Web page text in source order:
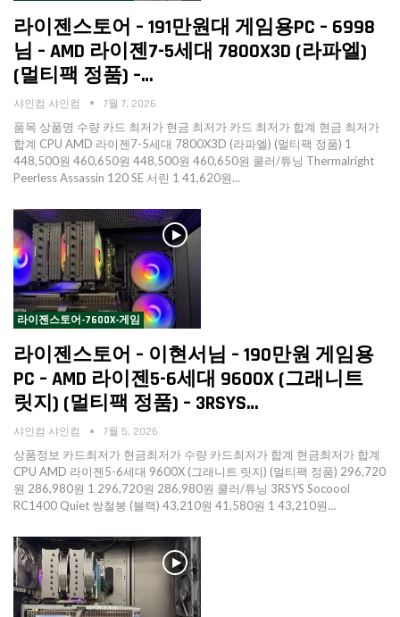
라이젠스토어 – 191만원대 게임용PC – 6998
님 – AMD 라이젠7-5세대 7800X3D (라파엘)
(멀티팩 정품) –…
샤인컴 샤인컴 7월 7, 2026
품목 상품명 수량 카드 최저가 현금 최저가 카드 최저가 합계 현금 최저가
합계 CPU AMD 라이젠7-5세대 7800X3D (라파엘) (멀티팩 정품) 1
448,500원 460,650원 448,500원 460,650원 쿨러/튜닝 Thermalright
Peerless Assassin 120 SE 서린 1 41,620원…
라이젠스토어-7600X-게임
라이젠스토어 – 이현서님 – 190만원 게임용
PC – AMD 라이젠5-6세대 9600X (그래니트
릿지) (멀티팩 정품) – 3RSYS…
샤인컴 샤인컴 7월 5, 2026
상품정보 카드최저가 현금최저가 수량 카드최저가 합계 현금최저가 합계
CPU AMD 라이젠5-6세대 9600X (그래니트 릿지) (멀티팩 정품) 296,720
원 286,980원 1 296,720원 286,980원 쿨러/튜닝 3RSYS Socoool
RC1400 Quiet 쌍철봉 (블랙) 43,210원 41,580원 1 43,210원…